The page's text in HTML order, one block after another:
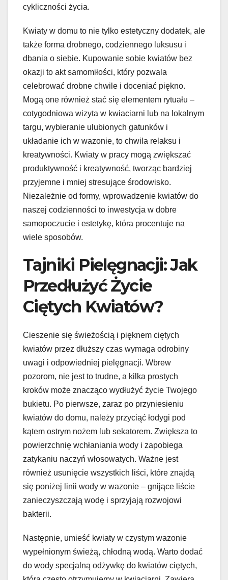
cykliczności życia.
Kwiaty w domu to nie tylko estetyczny dodatek, ale
także forma drobnego, codziennego luksusu i
dbania o siebie. Kupowanie sobie kwiatów bez
okazji to akt samomiłości, który pozwala
celebrować drobne chwile i doceniać piękno.
Mogą one również stać się elementem rytuału –
cotygodniowa wizyta w kwiaciarni lub na lokalnym
targu, wybieranie ulubionych gatunków i
układanie ich w wazonie, to chwila relaksu i
kreatywności. Kwiaty w pracy mogą zwiększać
produktywność i kreatywność, tworząc bardziej
przyjemne i mniej stresujące środowisko.
Niezależnie od formy, wprowadzenie kwiatów do
naszej codzienności to inwestycja w dobre
samopoczucie i estetykę, która procentuje na
wiele sposobów.
Tajniki Pielęgnacji: Jak
Przedłużyć Życie
Ciętych Kwiatów?
Cieszenie się świeżością i pięknem ciętych
kwiatów przez dłuższy czas wymaga odrobiny
uwagi i odpowiedniej pielęgnacji. Wbrew
pozorom, nie jest to trudne, a kilka prostych
kroków może znacząco wydłużyć życie Twojego
bukietu. Po pierwsze, zaraz po przyniesieniu
kwiatów do domu, należy przyciąć łodygi pod
kątem ostrym nożem lub sekatorem. Zwiększa to
powierzchnię wchłaniania wody i zapobiega
zatykaniu naczyń włosowatych. Ważne jest
również usunięcie wszystkich liści, które znajdą
się poniżej linii wody w wazonie – gnijące liście
zanieczyszczają wodę i sprzyjają rozwojowi
bakterii.
Następnie, umieść kwiaty w czystym wazonie
wypełnionym świeżą, chłodną wodą. Warto dodać
do wody specjalną odżywkę do kwiatów ciętych,